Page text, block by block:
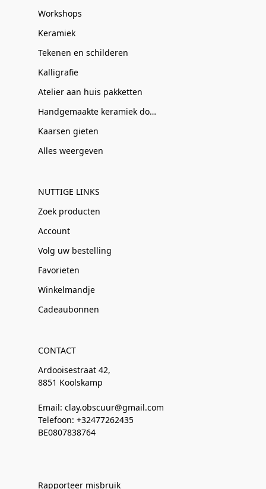
Workshops
Keramiek
Tekenen en schilderen
Kalligrafie
Atelier aan huis pakketten
Handgemaakte keramiek door Clay-Obscuur
Kaarsen gieten
Alles weergeven
NUTTIGE LINKS
Zoek producten
Account
Volg uw bestelling
Favorieten
Winkelmandje
Cadeaubonnen
CONTACT
Ardooisestraat 42,
8851 Koolskamp
Email: clay.obscuur@gmail.com
Telefoon: +32477262435
BE0807838764
Rapporteer misbruik